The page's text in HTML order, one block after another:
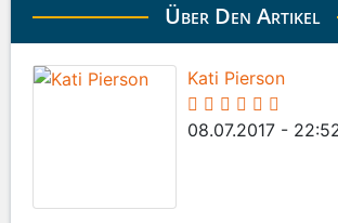
Über Den Artikel
Kati Pierson
08.07.2017 -